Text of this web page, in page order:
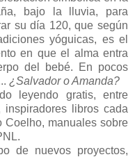
bajo la lluvia, para
su día 120, que según
yóguicas, es el
en que el alma entra
del bebé. En pocos
¿Salvador o Amanda?
leyendo gratis, entre
inspiradores libros cada
Coelho, manuales sobre
de nuevos proyectos,